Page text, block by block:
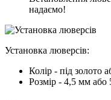
надаємо!
Установка люверсів:
Колір - під золото
Розмір - 4,5 мм або